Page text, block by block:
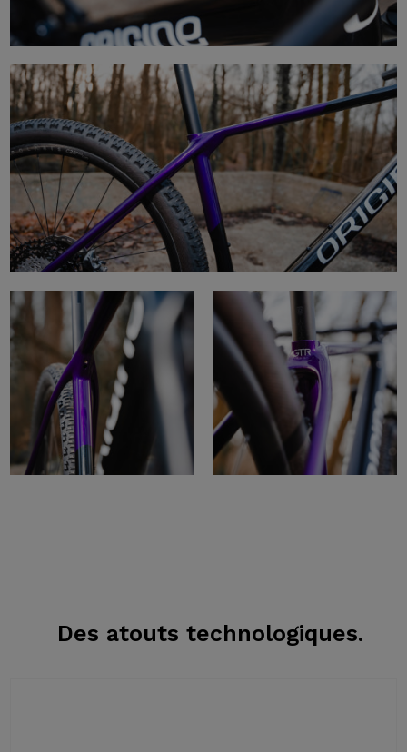
Des atouts technologiques.